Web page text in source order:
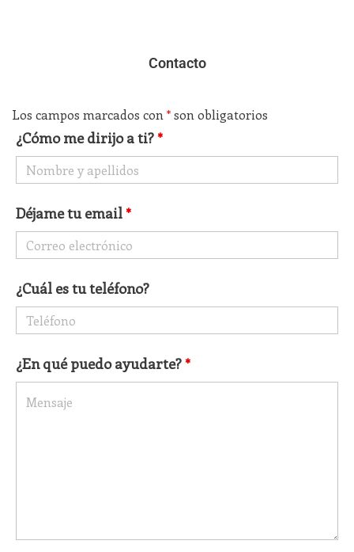
Contacto
Los campos marcados con *son obligatorios
¿Cómo me dirijo a ti?*
Déjame tu email*
¿Cuál es tu teléfono?
¿En qué puedo ayudarte?*